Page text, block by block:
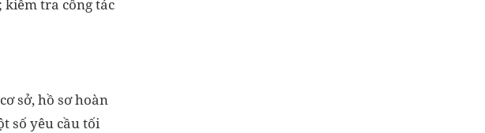
kiểm tra công tác
sở, hồ sơ hoàn
số yêu cầu tối